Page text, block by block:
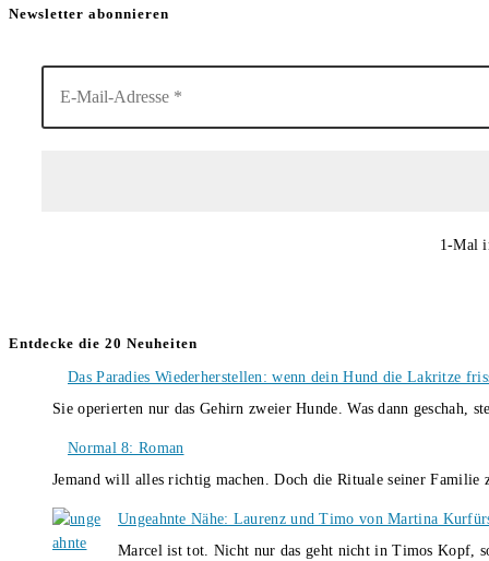
Newsletter abonnieren
1-Mal
Entdecke die 20 Neuheiten
Das Paradies Wiederherstellen: wenn dein Hund die Lakritze
Sie operierten nur das Gehirn zweier Hunde. Was dann
Normal 8: Roman
Jemand will alles richtig machen. Doch die Rituale seiner
Ungeahnte Nähe: Laurenz und Timo von Martina
Marcel ist tot. Nicht nur das geht nicht in Timos Kopf,